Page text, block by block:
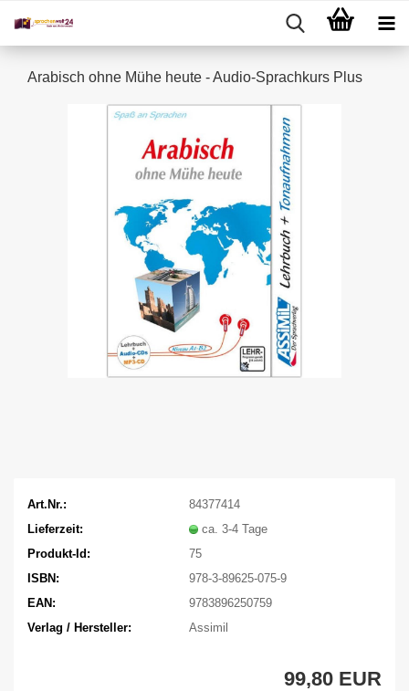
Arabisch ohne Mühe heute - Audio-Sprachkurs Plus
Art.Nr.:
84377414
Lieferzeit:
ca. 3-4 Tage
Produkt-Id:
75
ISBN:
978-3-89625-075-9
EAN:
9783896250759
Verlag / Hersteller:
Assimil
99,80 EUR